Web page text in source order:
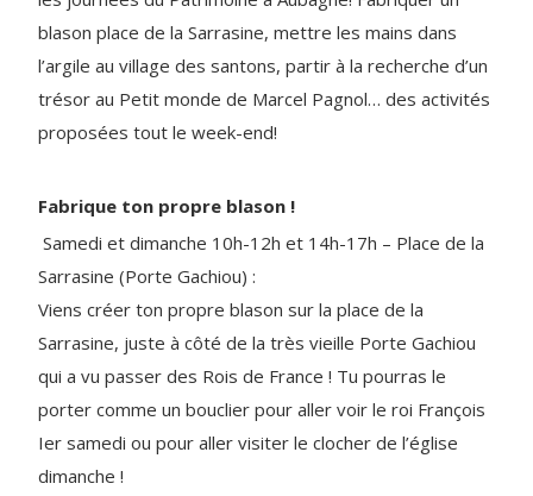
blason place de la Sarrasine, mettre les mains dans
l’argile au village des santons, partir à la recherche d’un
trésor au Petit monde de Marcel Pagnol… des activités
proposées tout le week-end!
Fabrique ton propre blason !
Samedi et dimanche 10h-12h et 14h-17h – Place de la
Sarrasine (Porte Gachiou) :
Viens créer ton propre blason sur la place de la
Sarrasine, juste à côté de la très vieille Porte Gachiou
qui a vu passer des Rois de France ! Tu pourras le
porter comme un bouclier pour aller voir le roi François
Ier samedi ou pour aller visiter le clocher de l’église
dimanche !